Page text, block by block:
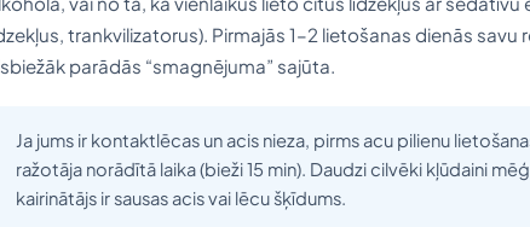
trankvilizatorus). Pirmajās 1–2 lietošanas dienās
parādās “smagnējuma” sajūta.
Ja jums ir kontaktlēcas un acis nieza, pirms acu pilienu
ražotāja norādītā laika (bieži 15 min). Daudzi cilvēki kļūdaini
kairinātājs ir sausas acis vai lēcu šķīdums.